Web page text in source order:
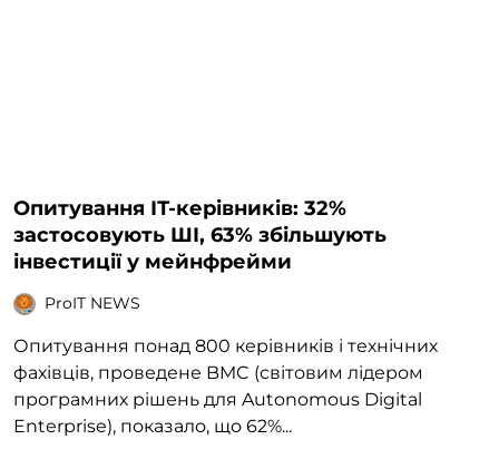
Опитування ІТ-керівників: 32%
застосовують ШІ, 63% збільшують
інвестиції у мейнфрейми
ProIT NEWS
Опитування понад 800 керівників і технічних
фахівців, проведене BMC (світовим лідером
програмних рішень для Autonomous Digital
Enterprise), показало, що 62%...